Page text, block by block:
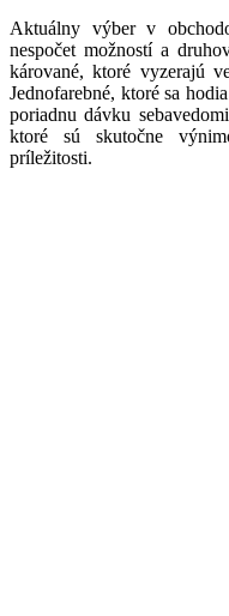
Aktuálny výber v
nespočet možností a
kárované, ktoré vyzerajú
Jednofarebné, ktoré sa
poriadnu dávku
ktoré sú skutočne
príležitosti.